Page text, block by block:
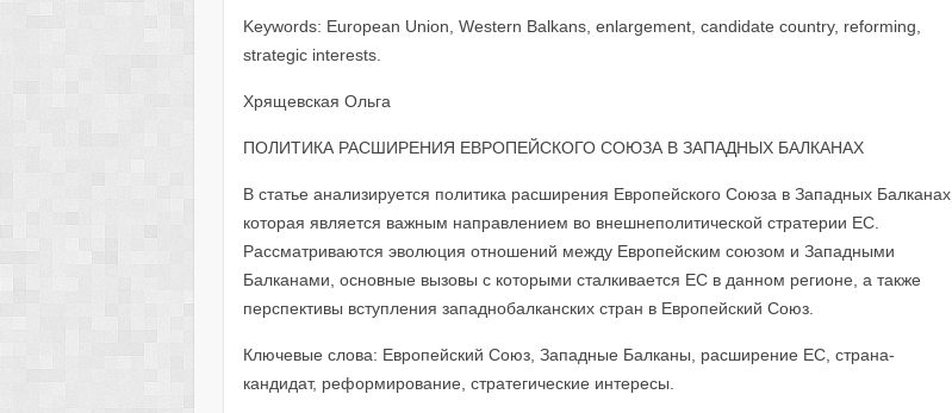
Keywords: European Union, Western Balkans, enlargement, candidate country, reforming,
strategic interests.
Хрящевская Ольга
ПОЛИТИКА РАСШИРЕНИЯ ЕВРОПЕЙСКОГО СОЮЗА В ЗАПАДНЫХ БАЛКАНАХ
В статье анализируется политика расширения Европейского Союза в Западных Балканах,
которая является важным направлением во внешнеполитической стратерии ЕС.
Рассматриваются эволюция отношений между Европейским союзом и Западными
Балканами, основные вызовы с которыми сталкивается ЕС в данном регионе, а также
перспективы вступления западнобалканских стран в Европейский Союз.
Ключевые слова: Европейский Союз, Западные Балканы, расширение ЕС, страна-
кандидат, реформирование, стратегические интересы.